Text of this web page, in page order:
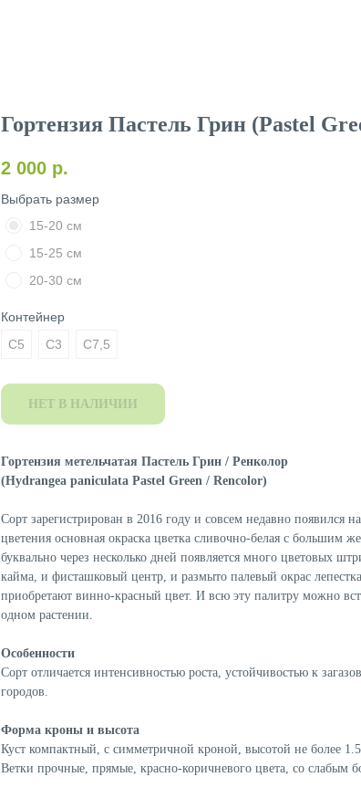
Гортензия Пастель Грин (Pastel
2 000 р.
Выбрать размер
15-20 см
15-25 см
20-30 см
Контейнер
C5
C3 C7,5
НЕТ В НАЛИЧИИ
Гортензия метельчатая Пастель Грин / Ренколор
(Hydrangea paniculata Pastel Green / Rencolor)
Сорт зарегистрирован в 2016 году и совсем недавно появился
цветения основная окраска цветка сливочно-белая с большим
буквально через несколько дней появляется много цветовых
кайма, и фисташковый центр, и размыто палевый окрас
приобретают винно-красный цвет. И всю эту палитру можно
одном растении.
Особенности
Сорт отличается интенсивностью роста, устойчивостью к
городов.
Форма кроны и высота
Куст компактный, с симметричной кроной, высотой не более
Ветки прочные, прямые, красно-коричневого цвета, со слабым